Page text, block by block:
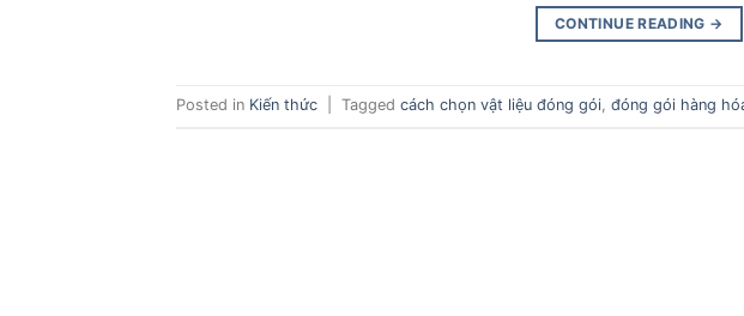
CONTINUE READING →
Posted in Kiến thức Tagged cách chọn vật liệu đóng gói, đóng gói hàng